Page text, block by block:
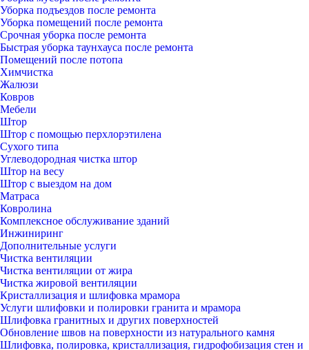
Уборка подъездов после ремонта
Уборка помещений после ремонта
Срочная уборка после ремонта
Быстрая уборка таунхауса после ремонта
Помещений после потопа
Химчистка
Жалюзи
Ковров
Мебели
Штор
Штор с помощью перхлорэтилена
Сухого типа
Углеводородная чистка штор
Штор на весу
Штор с выездом на дом
Матраса
Ковролина
Комплексное обслуживание зданий
Инжиниринг
Дополнительные услуги
Чистка вентиляции
Чистка вентиляции от жира
Чистка жировой вентиляции
Кристаллизация и шлифовка мрамора
Услуги шлифовки и полировки гранита и мрамора
Шлифовка гранитных и других поверхностей
Обновление швов на поверхности из натурального камня
Шлифовка, полировка, кристаллизация, гидрофобизация стен и